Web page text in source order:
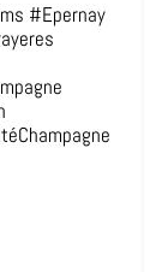
#Epernay